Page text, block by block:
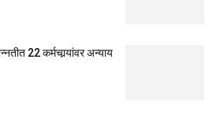
22 कर्मचार्‍यांवर अन्याय